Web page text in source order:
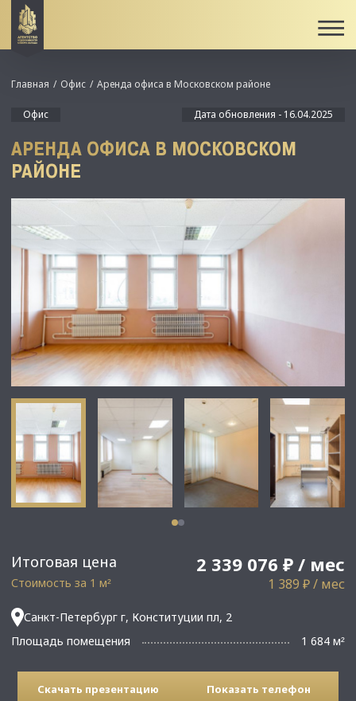
Итоговая цена 2 339 076 ₽ / мес
Стоимость за 1 м² 1 389 ₽ / мес
Санкт-Петербург г, Конституции пл, 2
Площадь помещения
1 684 м²
Главная Офис Аренда офиса в Московском районе
Офис Дата обновления - 16.04.2025
АРЕНДА ОФИСА В МОСКОВСКОМ
РАЙОНЕ
Скачать презентацию Показать телефон